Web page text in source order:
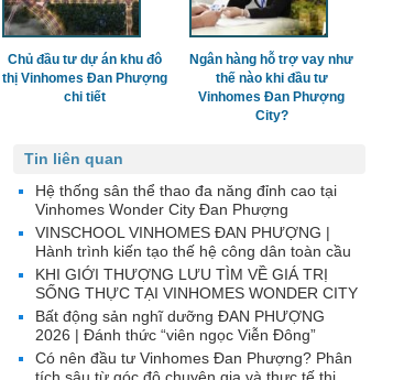
Chủ đầu tư dự án khu đô
thị Vinhomes Đan Phượng
chi tiết
Ngân hàng hỗ trợ vay như
thế nào khi đầu tư
Vinhomes Đan Phượng
City?
Tin liên quan
Hệ thống sân thể thao đa năng đỉnh cao tại
Vinhomes Wonder City Đan Phượng
VINSCHOOL VINHOMES ĐAN PHƯỢNG |
Hành trình kiến tạo thế hệ công dân toàn cầu
KHI GIỚI THƯỢNG LƯU TÌM VỀ GIÁ TRỊ
SỐNG THỰC TẠI VINHOMES WONDER CITY
Bất động sản nghĩ dưỡng ĐAN PHƯỢNG
2026 | Đánh thức “viên ngọc Viễn Đông”
Có nên đầu tư Vinhomes Đan Phượng? Phân
tích sâu từ góc độ chuyên gia và thực tế thị